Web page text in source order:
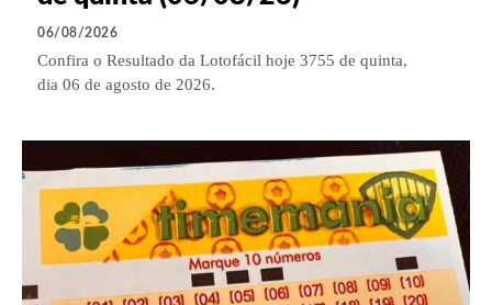
06/08/2026
Confira o Resultado da Lotofácil hoje 3755 de quinta,
dia 06 de agosto de 2026.